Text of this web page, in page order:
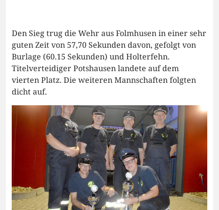
Den Sieg trug die Wehr aus Folmhusen in einer sehr
guten Zeit von 57,70 Sekunden davon, gefolgt von
Burlage (60.15 Sekunden) und Holterfehn.
Titelverteidiger Potshausen landete auf dem
vierten Platz. Die weiteren Mannschaften folgten
dicht auf.